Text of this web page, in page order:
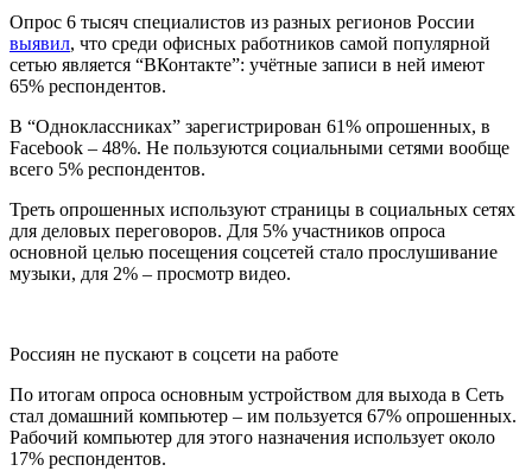
Опрос 6 тысяч специалистов из разных регионов России
выявил, что среди офисных работников самой популярной
сетью является “ВКонтакте”: учётные записи в ней имеют
65% респондентов.
В “Одноклассниках” зарегистрирован 61% опрошенных, в
Facebook – 48%. Не пользуются социальными сетями вообще
всего 5% респондентов.
Треть опрошенных используют страницы в социальных сетях
для деловых переговоров. Для 5% участников опроса
основной целью посещения соцсетей стало прослушивание
музыки, для 2% – просмотр видео.
Россиян не пускают в соцсети на работе
По итогам опроса основным устройством для выхода в Сеть
стал домашний компьютер – им пользуется 67% опрошенных.
Рабочий компьютер для этого назначения использует около
17% респондентов.